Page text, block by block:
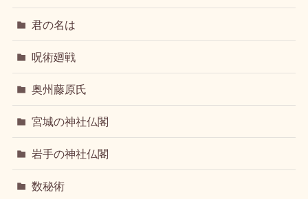
君の名は
呪術廻戦
奥州藤原氏
宮城の神社仏閣
岩手の神社仏閣
数秘術